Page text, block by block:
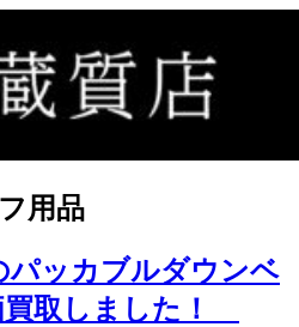
買取情報を中心に、アイテムの
お知らせします。
用品
パッカブルダウンベ
買取しました！